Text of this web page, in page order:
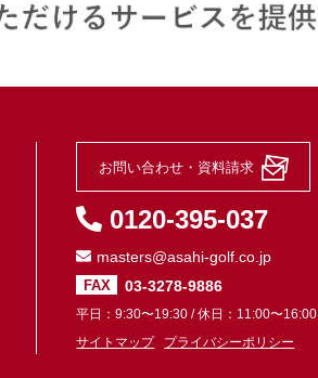
お問い合わせ・資料請求
0120-395-037
masters@asahi-golf.co.jp
FAX 03-3278-9886
平日：9:30〜19:30 / 休日：11:00〜16:00
サイトマップ
プライバシーポリシー